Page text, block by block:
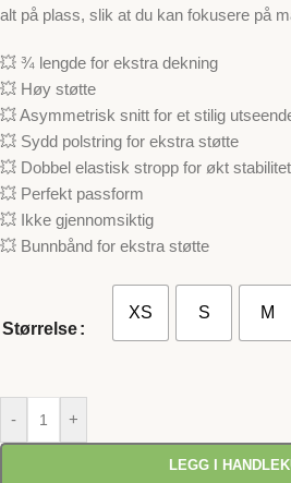
alt på plass, slik at du kan fokusere på
💥 ¾ lengde for ekstra dekning
💥 Høy støtte
💥 Asymmetrisk snitt for et stilig
💥 Sydd polstring for ekstra støtte
💥 Dobbel elastisk stropp for økt stabilitet
💥 Perfekt passform
💥 Ikke gjennomsiktig
💥 Bunnbånd for ekstra støtte
Størrelse
XS S M
- +
LEGG I